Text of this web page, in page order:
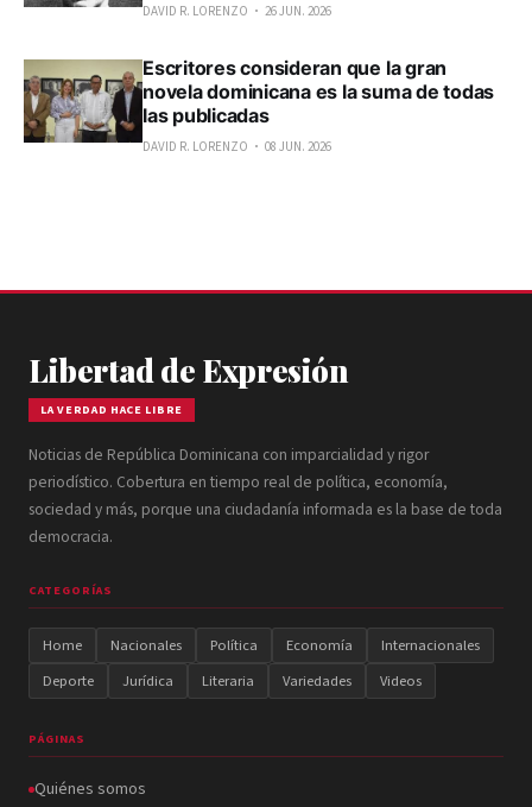
DAVID R. LORENZO 26 JUN. 2026
Escritores consideran que la gran
novela dominicana es la suma de todas
las publicadas
DAVID R. LORENZO 08 JUN. 2026
Libertad de Expresión
LA VERDAD HACE LIBRE
Noticias de República Dominicana con imparcialidad y rigor
periodístico. Cobertura en tiempo real de política, economía,
sociedad y más, porque una ciudadanía informada es la base de toda
democracia.
CATEGORÍAS
Home Nacionales Política Economía
Internacionales
Deporte
Jurídica Literaria Variedades Videos
PÁGINAS
Quiénes somos